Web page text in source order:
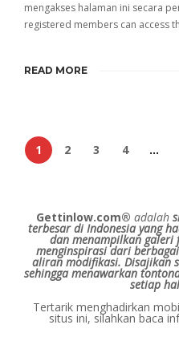
mengakses halaman ini secara
registered members can access
READ MORE
1 2 3 4 …
Gettinlow.com® adalah
terbesar di Indonesia yang
dan menampilkan galeri
menginspirasi dari
aliran modifikasi. Disajikan
sehingga menawarkan
setiap
Tertarik menghadirkan
situs ini, silahkan baca